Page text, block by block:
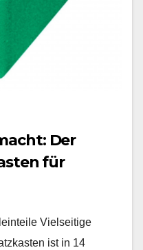
Der
für
Vielseitige
ist in 14